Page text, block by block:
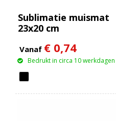
Sublimatie muismat
23x20 cm
Vanaf € 0,74
Bedrukt in circa 10 werkdagen